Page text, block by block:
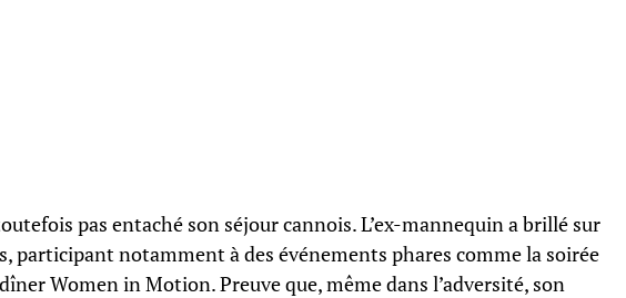
pas entaché son séjour cannois. L’ex-mannequin a brillé sur
participant notamment à des événements phares comme la soirée
Women in Motion. Preuve que, même dans l’adversité, son